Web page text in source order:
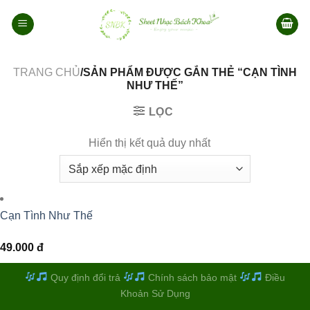
qua
TRANG CHỦ/SẢN PHẨM ĐƯỢC GẮN THẺ “CẠN TÌNH
NHƯ THẾ”
LỌC
Hiển thị kết quả duy nhất
Cạn Tình Như Thế
49.000 đ
Quy định đổi trả Chính sách bảo mật
Điều
Khoản Sử Dụng